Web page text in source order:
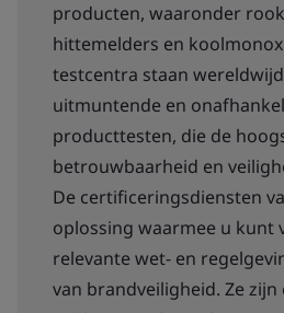
producten, waaronder
hittemelders en
testcentra staan
uitmuntende en
producttesten, die de
betrouwbaarheid en
De certificeringsdiensten
oplossing waarmee u kunt
relevante wet- en
van brandveiligheid. Ze